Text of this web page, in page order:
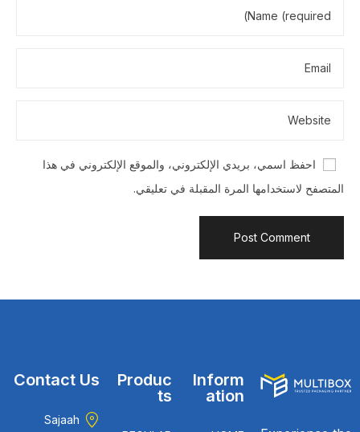
احفظ اسمي، بريدي الإلكتروني، والموقع الإلكتروني في هذا
المتصفح لاستخدامها المرة المقبلة في تعليقي.
Inform
ation
Produc
ts
Contact Us
Sajaah